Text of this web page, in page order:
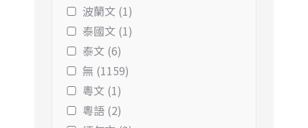
波蘭文 (1)
泰國文 (1)
泰文 (6)
無 (1159)
粵文 (1)
粵語 (2)